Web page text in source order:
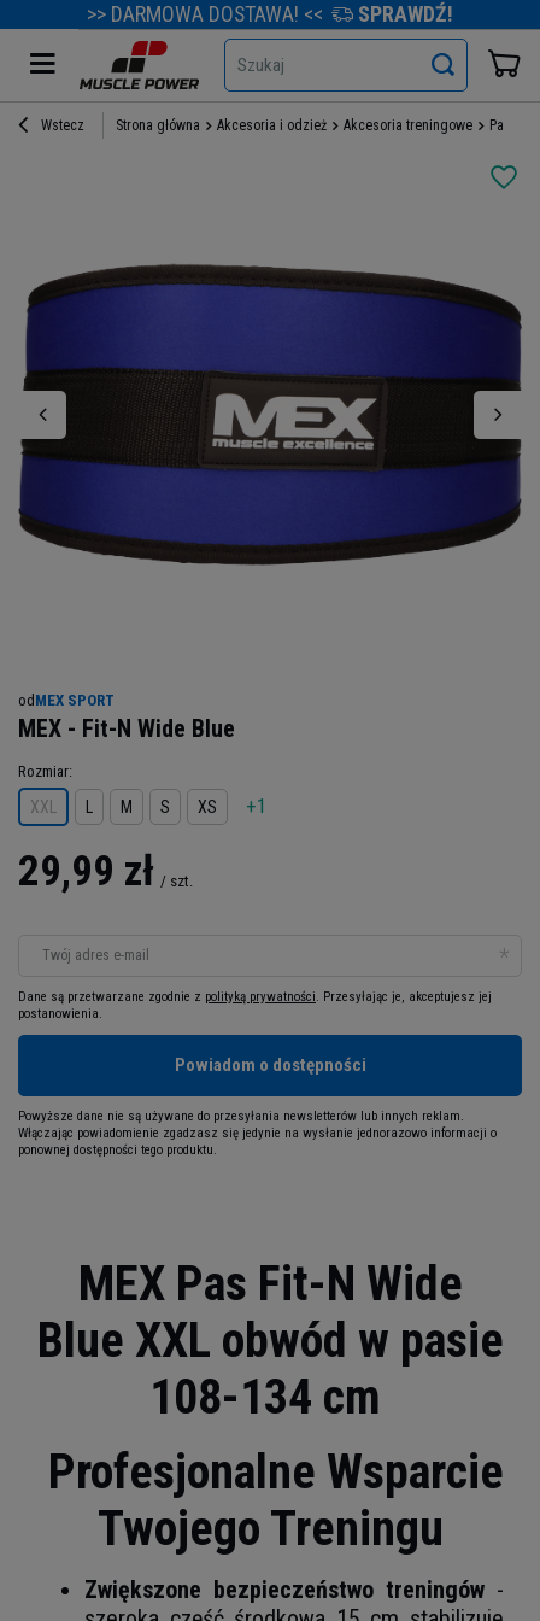
>> DARMOWA DOSTAWA! << SPRAWDŹ!
Szukaj
Wstecz Strona główna Akcesoria i odzież Akcesoria treningowe Pasy
od MEX SPORT
MEX - Fit-N Wide Blue
Rozmiar
XXL M S XS +1
29,99 zł / szt.
Twój adres e-mail
Dane są przetwarzane zgodnie z polityką prywatności. Przesyłając je, akceptujesz jej
postanowienia.
Powiadom o dostępności
Powyższe dane nie są używane do przesyłania newsletterów lub innych reklam.
Włączając powiadomienie zgadzasz się jedynie na wysłanie jednorazowo informacji o
ponownej dostępności tego produktu.
MEX Pas Fit-N Wide
Blue XXL obwód w pasie
108-134 cm
Profesjonalne Wsparcie
Twojego Treningu
Zwiększone bezpieczeństwo treningów -